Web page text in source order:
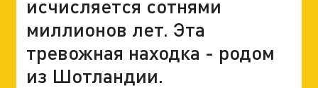
исчисляется сотнями
миллионов лет. Эта
тревожная находка - родом
из Шотландии.